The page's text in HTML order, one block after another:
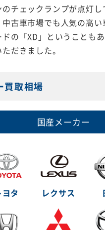
のチェックランプが点灯
中古車市場でも人気の高い
の「XD」ということも
だきました。
買取相場
国産メーカー
ヨタ レクサス